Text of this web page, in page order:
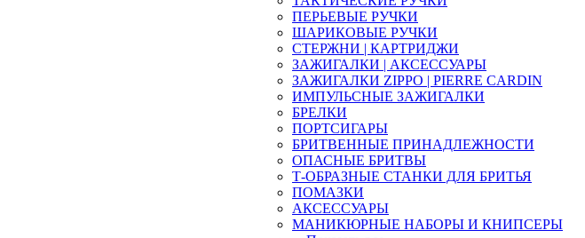
ПЕРЬЕВЫЕ РУЧКИ
ШАРИКОВЫЕ РУЧКИ
СТЕРЖНИ | КАРТРИДЖИ
ЗАЖИГАЛКИ | АКСЕССУАРЫ
ЗАЖИГАЛКИ ZIPPO | PIERRE CARDIN
ИМПУЛЬСНЫЕ ЗАЖИГАЛКИ
БРЕЛКИ
ПОРТСИГАРЫ
БРИТВЕННЫЕ ПРИНАДЛЕЖНОСТИ
ОПАСНЫЕ БРИТВЫ
Т-ОБРАЗНЫЕ СТАНКИ ДЛЯ БРИТЬЯ
ПОМАЗКИ
АКСЕССУАРЫ
МАНИКЮРНЫЕ НАБОРЫ И КНИПСЕРЫ